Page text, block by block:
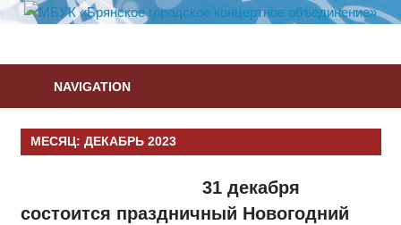
Skip
«Брянское
концертное
объединение»
NAVIGATION
МЕСЯЦ: ДЕКАБРЬ 2023
31 декабря
состоится праздничный Новогодний